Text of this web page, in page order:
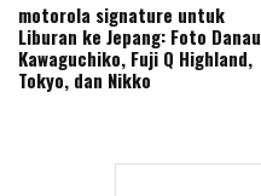
motorola signature untuk
Liburan ke Jepang: Foto Danau
Kawaguchiko, Fuji Q Highland,
Tokyo, dan Nikko